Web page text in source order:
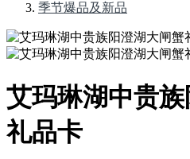
季节爆品及新品
艾玛琳湖中贵
礼品卡